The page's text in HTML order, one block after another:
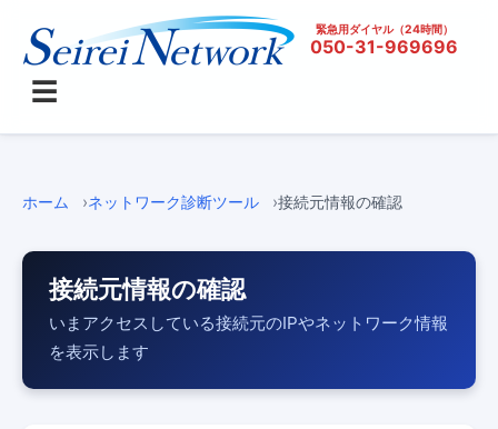
緊急用ダイヤル（24時間）
050-31-969696
☰
ホーム ネットワーク診断ツール 接続元情報の確認
接続元情報の確認
いまアクセスしている接続元のIPやネットワーク情報
を表示します